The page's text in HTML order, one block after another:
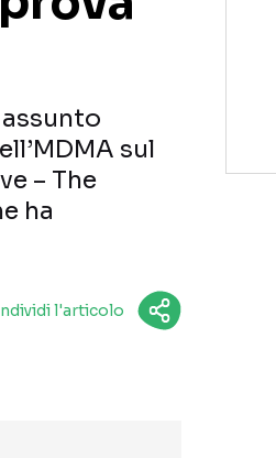
sul
– The
ha
l'articolo